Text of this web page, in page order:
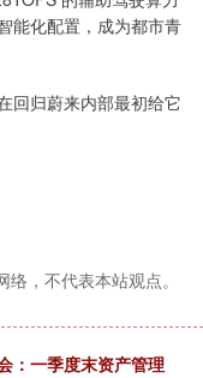
能化配置，成为都市青
回归蔚来内部最初给它
，不代表本站观点。
：一季度末资产管理